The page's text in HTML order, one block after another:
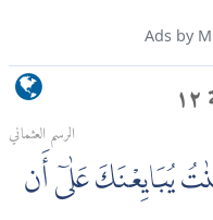
Ads by
الرسم العثماني
يُبَايِعْنَكَ عَلٰىٓ أَن